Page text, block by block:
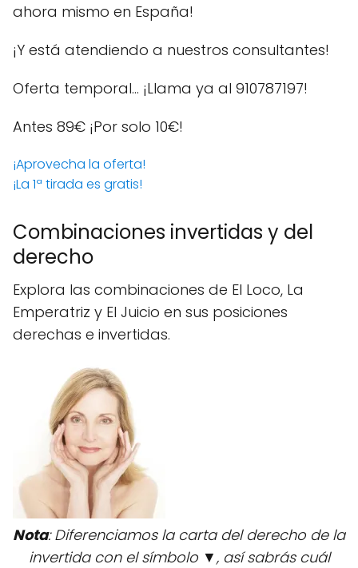
ahora mismo en España!
¡Y está atendiendo a nuestros consultantes!
Oferta temporal… ¡Llama ya al 910787197!
Antes 89€ ¡Por solo 10€!
¡Aprovecha la oferta!
¡La 1ª tirada es gratis!
Combinaciones invertidas y del
derecho
Explora las combinaciones de El Loco, La
Emperatriz y El Juicio en sus posiciones
derechas e invertidas.
Nota: Diferenciamos la carta del derecho de la
invertida con el símbolo ▼, así sabrás cuál